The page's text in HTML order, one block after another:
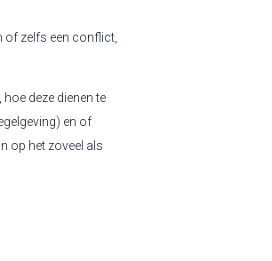
of zelfs een conflict,
deze dienen te
en of
op het zoveel als